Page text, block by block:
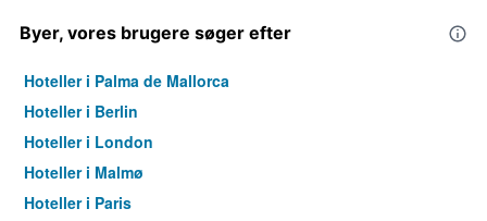
Byer, vores brugere søger efter
Hoteller i Palma de Mallorca
Hoteller i Berlin
Hoteller i London
Hoteller i Malmø
Hoteller i Paris